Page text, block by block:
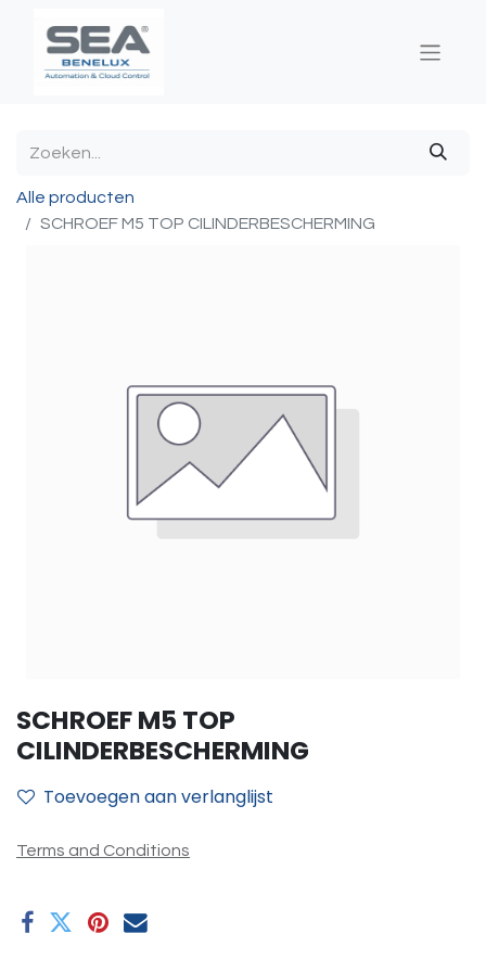
Alle producten
SCHROEF M5 TOP CILINDERBESCHERMING
SCHROEF M5 TOP
CILINDERBESCHERMING
Toevoegen aan verlanglijst
Terms and Conditions